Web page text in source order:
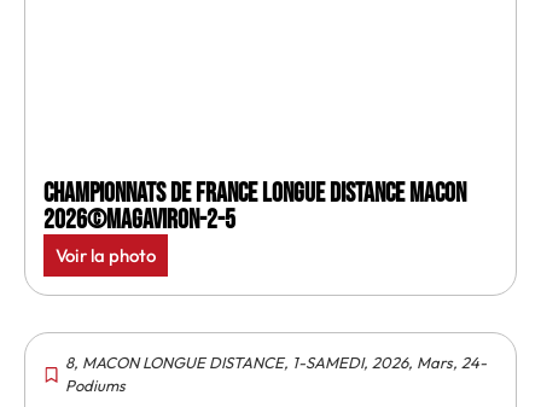
Championnats de France longue distance Macon
2026©MagAviron-2-5
Voir la photo
8, MACON LONGUE DISTANCE, 1-SAMEDI, 2026, Mars, 24-
Podiums